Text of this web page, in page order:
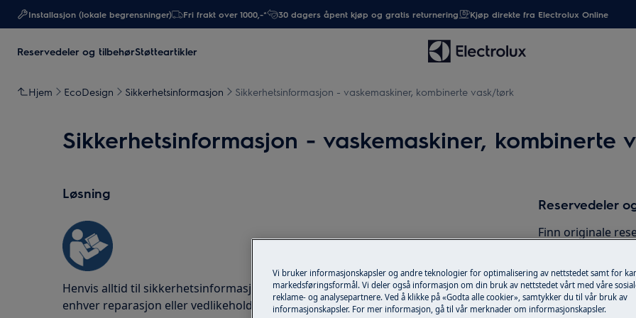
Installasjon (lokale begrensninger) Fri frakt over 1000,-* 30 dagers åpent kjøp og gratis returnering Kjøp direkte fra Electrolux Online
Reservedeler og tilbehørStøtteartikler
Hjem EcoDesign Sikkerhetsinformasjon Sikkerhetsinformasjon - vaskemaskiner, kombinerte vask/tørk
Sikkerhetsinformasjon - vaskemaskiner, kombinerte
Løsning
Henvis alltid til sikkerhetsinformasjonen i brukerhåndboken for produktet ditt før
enhver reparasjon eller vedlikeholdsoperasjon.https://www.electrolux.com/support/user-
Reservedeler
Finn originale
Til nettbutikk
Vi bruker informasjonskapsler og andre teknologier for optimalisering av nettstedet samt for
markedsføringsformål. Vi deler også informasjon om din bruk av nettstedet vårt med våre
reklame- og analysepartnere. Ved å klikke på «Godta alle cookier», samtykker du til vår bruk av
informasjonskapsler. For mer informasjon, gå til vår merknader om informasjonskapsler.